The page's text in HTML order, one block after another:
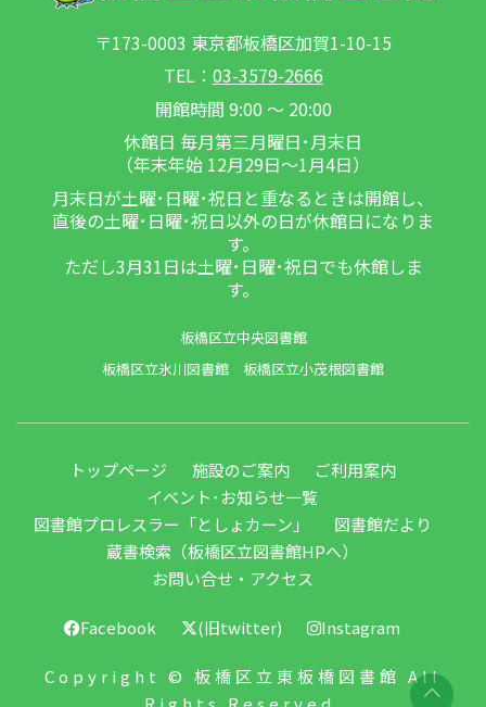
〒173-0003 東京都板橋区加賀1-10-15
TEL： 03-3579-2666
開館時間 9:00 ～ 20:00
休館日 毎月第三月曜日･月末日
（年末年始 12月29日～1月4日）
月末日が土曜･日曜･祝日と重なるときは開館し、
直後の土曜･日曜･祝日以外の日が休館日になりま
す。
ただし3月31日は土曜･日曜･祝日でも休館しま
す。
板橋区立中央図書館
板橋区立氷川図書館
板橋区立小茂根図書館
トップページ 施設のご案内
ご利用案内
イベント･お知らせ一覧
図書館プロレスラー「としょカーン」
図書館だより
蔵書検索（板橋区立図書館HPへ）
お問い合せ・アクセス
Facebook (旧twitter) Instagram
Copyright © 板橋区立東板橋図書館 All